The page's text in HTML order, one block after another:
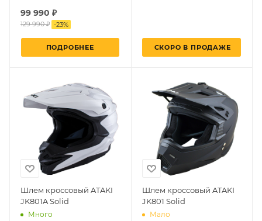
99 990 ₽
129 990 ₽ -23%
ПОДРОБНЕЕ СКОРО В ПРОДАЖЕ
Шлем кроссовый ATAKI
JK801A Solid
Много
Шлем кроссовый ATAKI
JK801 Solid
Мало